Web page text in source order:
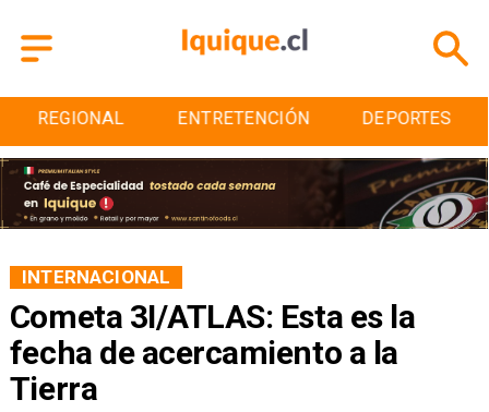
ENTRETENCIÓN DEPORTES CULTURA
Cometa 3I/ATLAS: Esta es la
fecha de acercamiento a la
Tierra
INTERNACIONAL